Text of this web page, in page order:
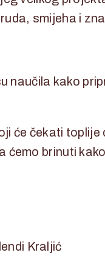
smijeha i
naučila kako
će čekati toplije
ćemo brinuti
Kraljić